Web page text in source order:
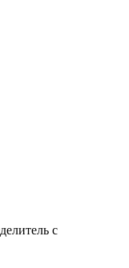
с